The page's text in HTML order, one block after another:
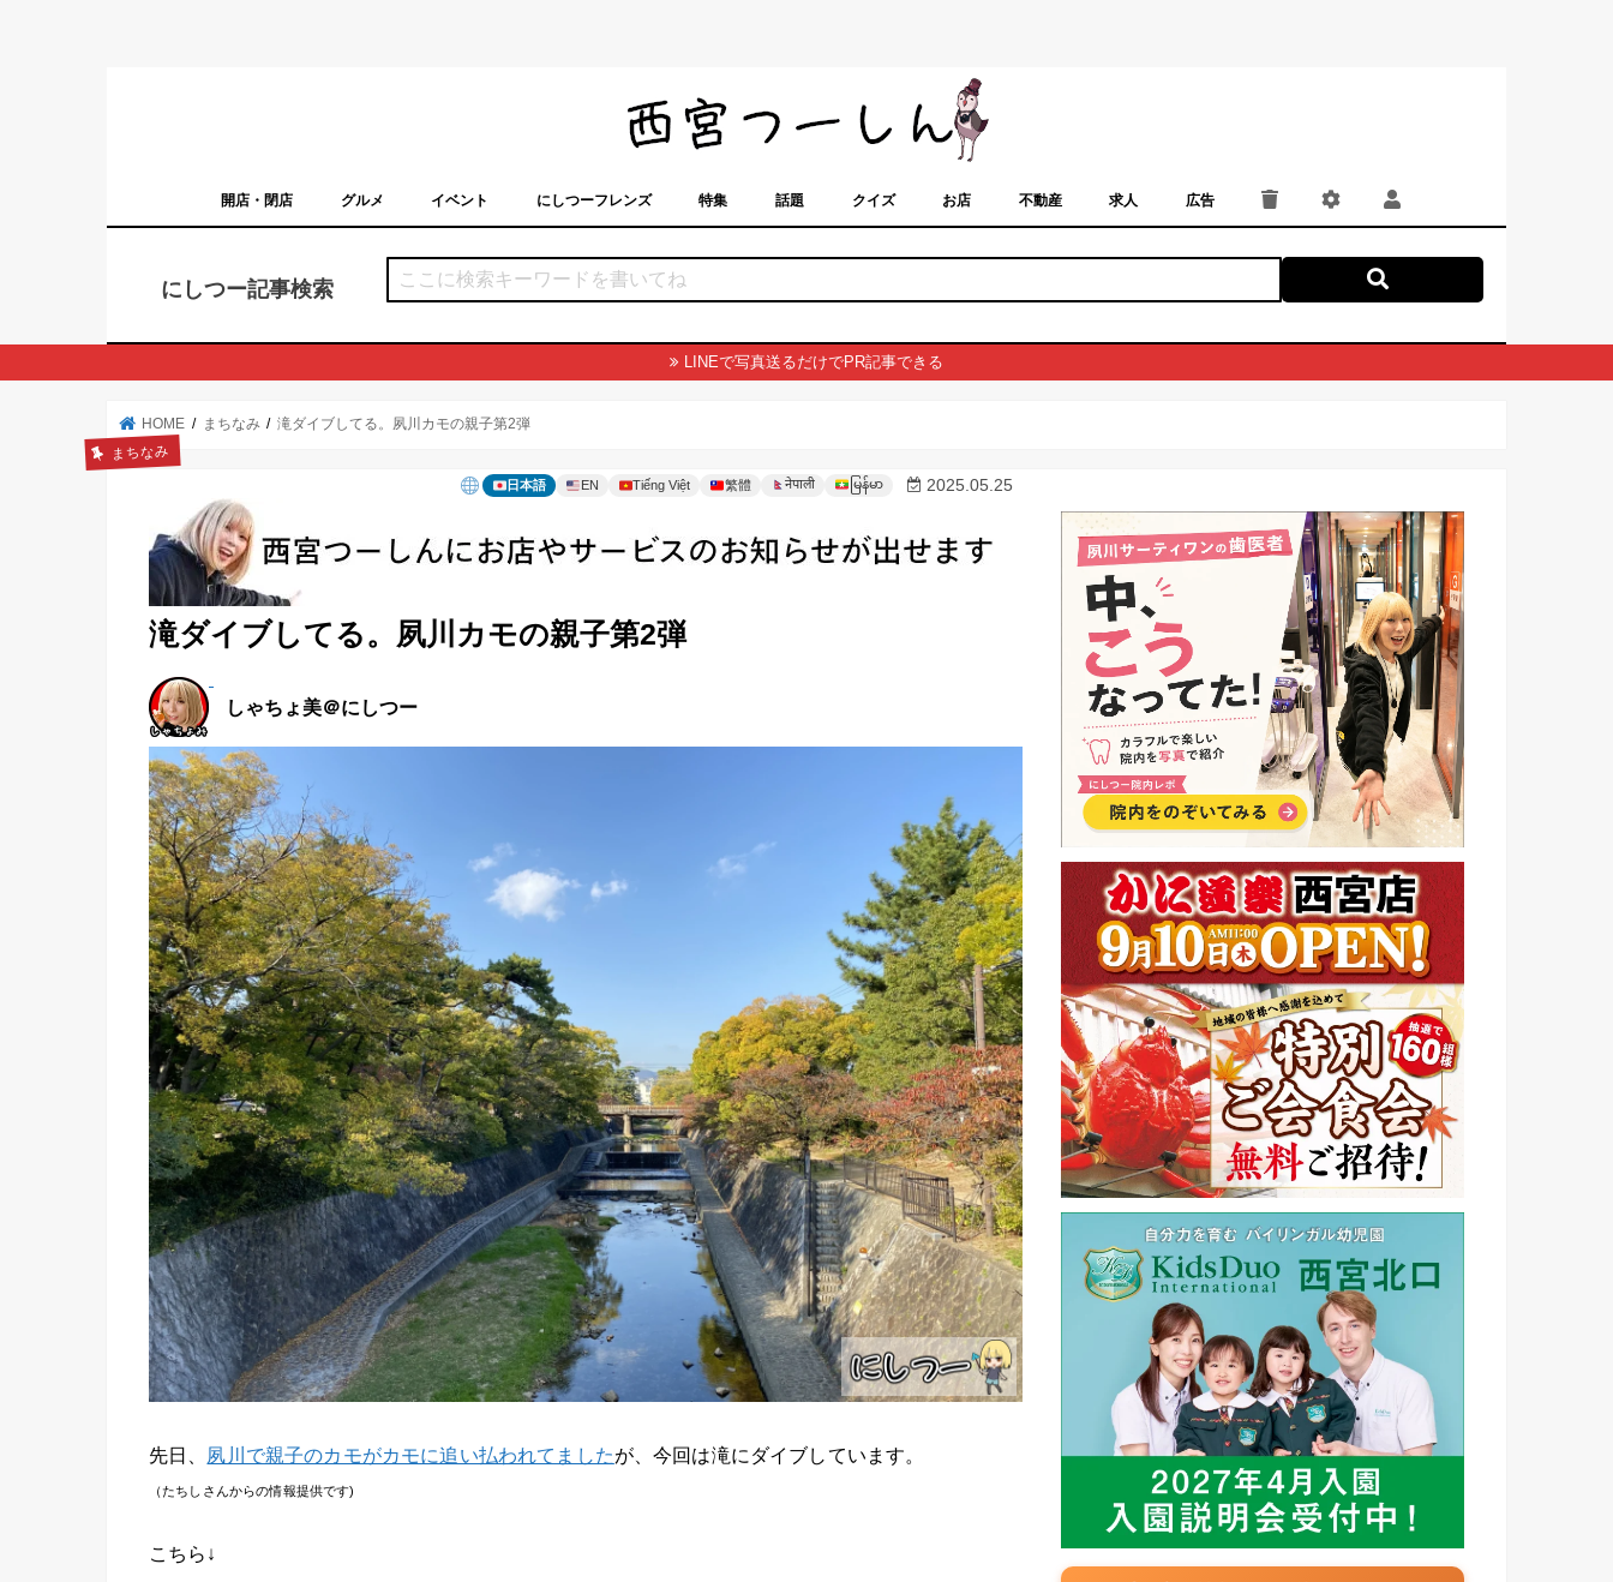
開店・閉店 グルメ イベント にしつーフレンズ 特集 話題 クイズ お店 不動産 求人 広告
にしつー記事検索
LINEで写真送るだけでPR記事できる
HOME まちなみ 滝ダイブしてる。夙川カモの親子第2弾
まちなみ
日本語 EN Tiếng Việt 繁體 नेपाली မြန်မာ 2025.05.25
滝ダイブしてる。夙川カモの親子第2弾
しゃちょ美＠にしつー
先日、 夙川で親子のカモがカモに追い払われてましたが、今回は滝にダイブしています。
（たちしさんからの情報提供です)
こちら↓